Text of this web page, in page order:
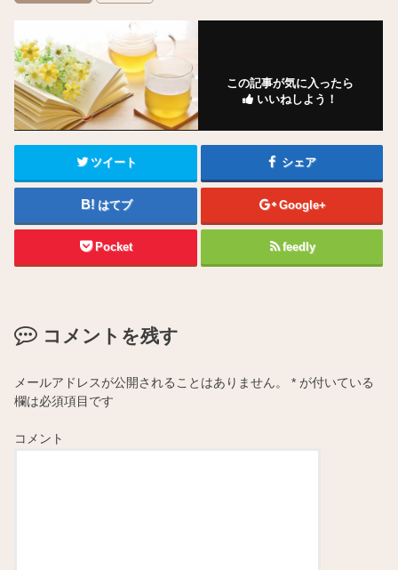
この記事が気に入ったら
いいねしよう！
ツイート シェア
はてブ Google+
Pocket feedly
コメントを残す
メールアドレスが公開されることはありません。 * が付いている
欄は必須項目です
コメント